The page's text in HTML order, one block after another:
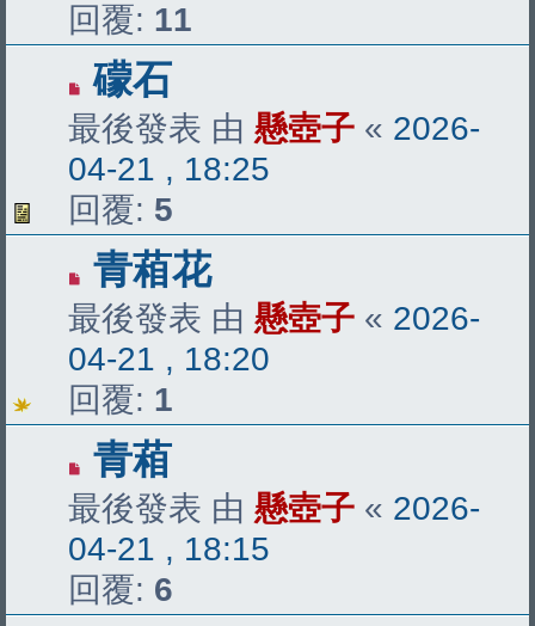
回覆: 11
礞石
最後發表 由 懸壺子 « 2026-
04-21 , 18:25
回覆: 5
青葙花
最後發表 由 懸壺子 « 2026-
04-21 , 18:20
回覆: 1
青葙
最後發表 由 懸壺子 « 2026-
04-21 , 18:15
回覆: 6